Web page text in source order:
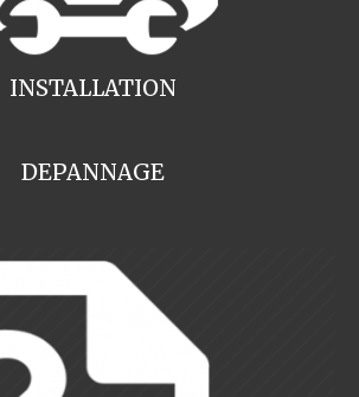
INSTALLATION
DEPANNAGE